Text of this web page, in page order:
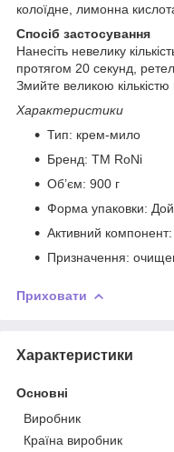
колоїдне, лимонна
Спосіб застосування
Нанесіть невелику
протягом 20 секунд,
Змийте великою кількістю
Характеристики
Тип: крем-мило
Бренд: TM RoNi
Об’єм: 900 г
Форма упаковки:
Активний компонент:
Призначення:
Приховати
Характеристики
Основні
Виробник
Країна виробник